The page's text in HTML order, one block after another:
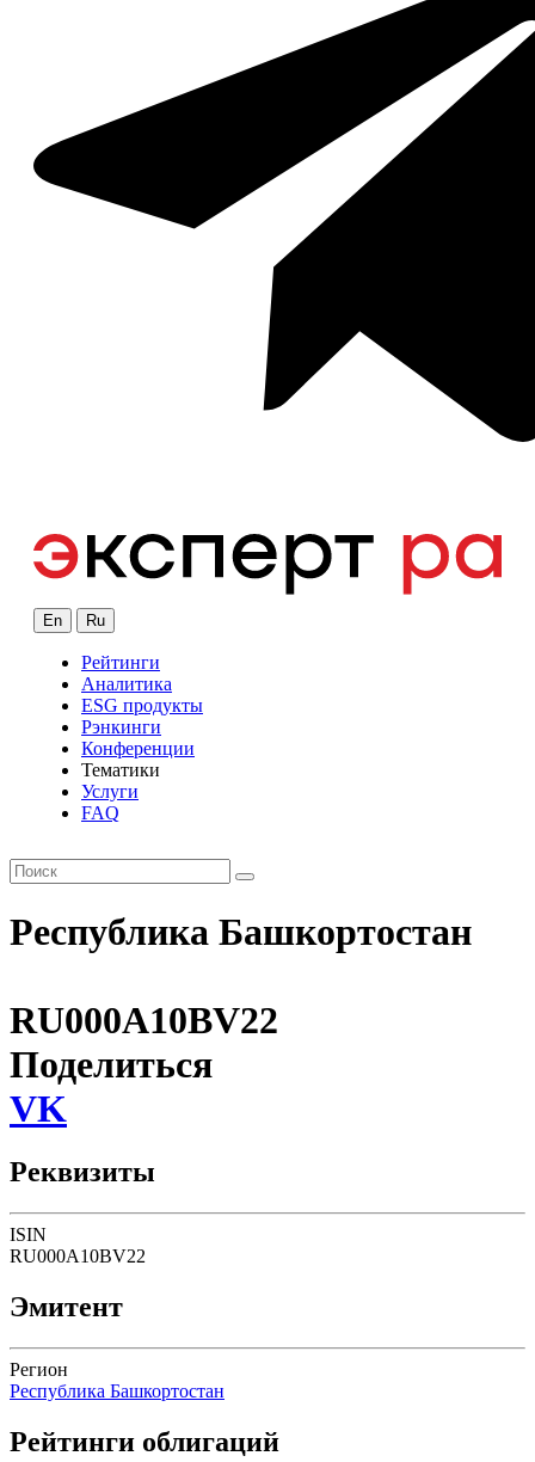
En Ru
Рейтинги
Аналитика
ESG продукты
Рэнкинги
Конференции
Тематики
Услуги
FAQ
Республика Башкортостан
RU000A10BV22
Поделиться
VK
Реквизиты
ISIN
RU000A10BV22
Эмитент
Регион
Республика Башкортостан
Рейтинги облигаций